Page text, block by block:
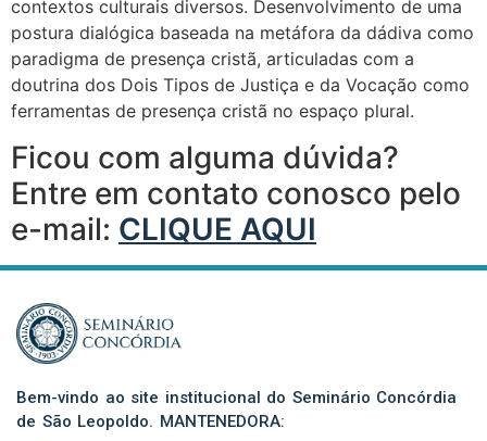
contextos culturais diversos. Desenvolvimento de uma
postura dialógica baseada na metáfora da dádiva como
paradigma de presença cristã, articuladas com a
doutrina dos Dois Tipos de Justiça e da Vocação como
ferramentas de presença cristã no espaço plural.
Ficou com alguma dúvida?
Entre em contato conosco pelo
e-mail: CLIQUE AQUI
Bem-vindo ao site institucional do Seminário Concórdia
de São Leopoldo. MANTENEDORA: